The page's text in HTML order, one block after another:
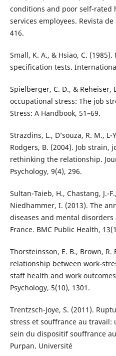
conditions and poor self-rated
services employees. Revista
416.
Small, K. A., & Hsiao, C.
specification tests.
Spielberger, C. D., & Reheiser,
occupational stress: The job
Stress: A Handbook, 51–69.
Strazdins, L., D’souza, R. M.,
Rodgers, B. (2004). Job strain,
rethinking the relationship.
Psychology, 9(4), 296.
Sultan-Taieb, H., Chastang, J.-
Niedhammer, I. (2013). The
diseases and mental
France. BMC Public Health,
Thorsteinsson, E. B., Brown, R.
relationship between work-
staff health and work
Psychology, 5(10), 1301.
Trentzsch-Joye, S. (2011).
stress et souffrance au travail:
sein du dispositif souffrance
Purpan. Université